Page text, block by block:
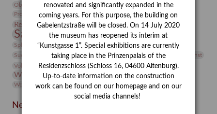
Objekt im Fokus
Paul Klee Peter Schnürpel Phelloplastik
Pohlhof
Provenienz
Provenienzforschung
Restaurierung Restitution Rudi Lesser Ruth Wolf-Rehfeld
Sammlung Samstagszeichner Skulptur
Sonderausstellung
Sphinx
studio Studio Bildende Kunst
studioDIGITAL
Suermondt-Ludwig-Museum
Vermittlung Video
Videokunst
Volontariat
Walter Rheiner Weihnachten Werefkin
Werkbetrachtung Winter Wissenschaft
Wolf and Dog
Wolf und Hund
Zirkuswoche
Neueste Beiträge
renovated and significantly expanded in the
coming years. For this purpose, the building on
Gabelentzstraße will be closed. On 14 July 2020
the museum has reopened its interim at
“Kunstgasse 1”. Special exhibitions are currently
taking place in the Prinzenpalais of the
Residenzschloss (Schloss 16, 04600 Altenburg).
Up-to-date information on the construction
work can be found on our homepage and on our
social media channels!